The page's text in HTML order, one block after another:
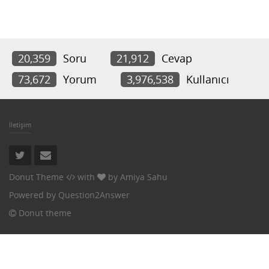
20,359 Soru 21,912
Cevap
73,672
Yorum 3,976,538 Kullanıcı
İletişim
Donut Theme with by Amiya Sahu
Powered by Question2Answer
Donut theme